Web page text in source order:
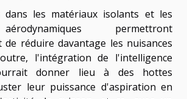
dans les matériaux isolants et les
permettront
de réduire davantage les nuisances
l'intégration de l'intelligence
donner lieu à des hottes
leur puissance d'aspiration en